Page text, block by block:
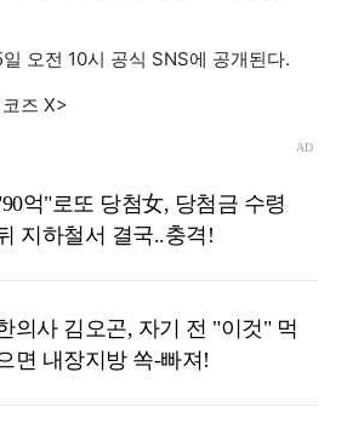
오전 10시 공식 SNS에 공개된다.
즈 X>